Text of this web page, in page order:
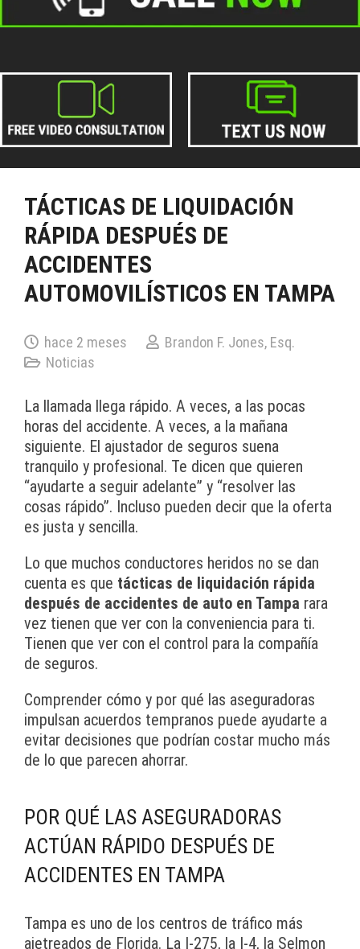
TÁCTICAS DE LIQUIDACIÓN
RÁPIDA DESPUÉS DE
ACCIDENTES
AUTOMOVILÍSTICOS EN TAMPA
hace 2 meses
Brandon F. Jones, Esq.
Noticias
La llamada llega rápido. A veces, a las pocas
horas del accidente. A veces, a la mañana
siguiente. El ajustador de seguros suena
tranquilo y profesional. Te dicen que quieren
“ayudarte a seguir adelante” y “resolver las
cosas rápido”. Incluso pueden decir que la oferta
es justa y sencilla.
Lo que muchos conductores heridos no se dan
cuenta es que tácticas de liquidación rápida
después de accidentes de auto en Tampa rara
vez tienen que ver con la conveniencia para ti.
Tienen que ver con el control para la compañía
de seguros.
Comprender cómo y por qué las aseguradoras
impulsan acuerdos tempranos puede ayudarte a
evitar decisiones que podrían costar mucho más
de lo que parecen ahorrar.
POR QUÉ LAS ASEGURADORAS
ACTÚAN RÁPIDO DESPUÉS DE
ACCIDENTES EN TAMPA
Tampa es uno de los centros de tráfico más
ajetreados de Florida. La I-275, la I-4, la Selmon